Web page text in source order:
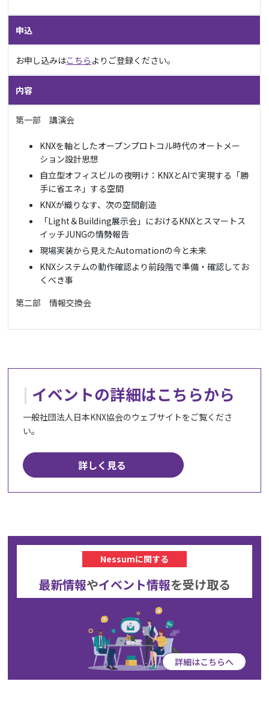
申込
お申し込みはこちら よりご登録ください。
内容
第一部 講演会
KNXを軸としたオープンプロトコル時代のオートメー
ション設計思想
自立型オフィスビルの夜明け：KNXとAIで実現する「勝
手に省エネ」する空間
KNXが織りなす、次の空間創造
「Light＆Building展示会」におけるKNXとスマートス
イッチJUNGの情勢報告
現場実装から見えたAutomationの今と未来
KNXシステムの動作確認より前段階で準備・確認してお
くべき事
第二部 情報交換会
イベントの詳細はこちらから
一般社団法人日本KNX協会のウェブサイトをご覧くださ
い。
詳しく見る
Nessumに関する
最新情報やイベント情報を受け取る
詳細はこちらへ